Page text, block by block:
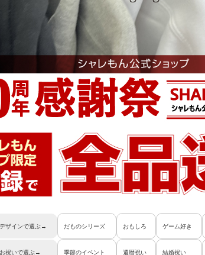
デザインで選ぶ→ だものシリーズ おもしろ ゲーム好き
お祝いで選ぶ→ 季節のイベント 還暦祝い 結婚祝い